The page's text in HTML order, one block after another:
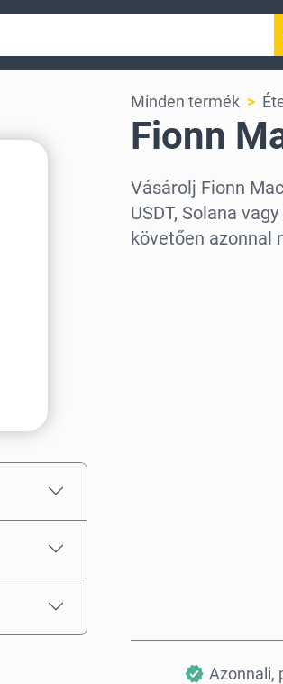
Minden termék
Fionn
Vásárolj Fionn
USDT, Solana
követően azonnal
Azonnali,